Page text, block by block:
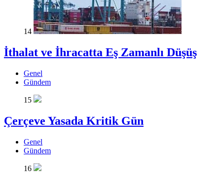
14
İthalat ve İhracatta Eş Zamanlı Düşüş
Genel
Gündem
15
Çerçeve Yasada Kritik Gün
Genel
Gündem
16